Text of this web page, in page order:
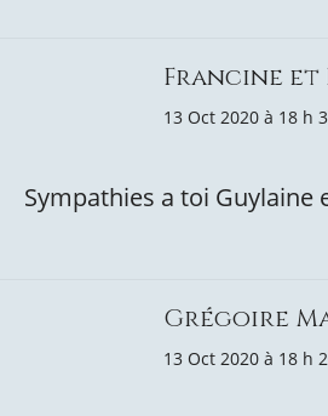
Francine et
13 Oct 2020 à 18 h
Sympathies a toi Guylaine
Grégoire
13 Oct 2020 à 18 h